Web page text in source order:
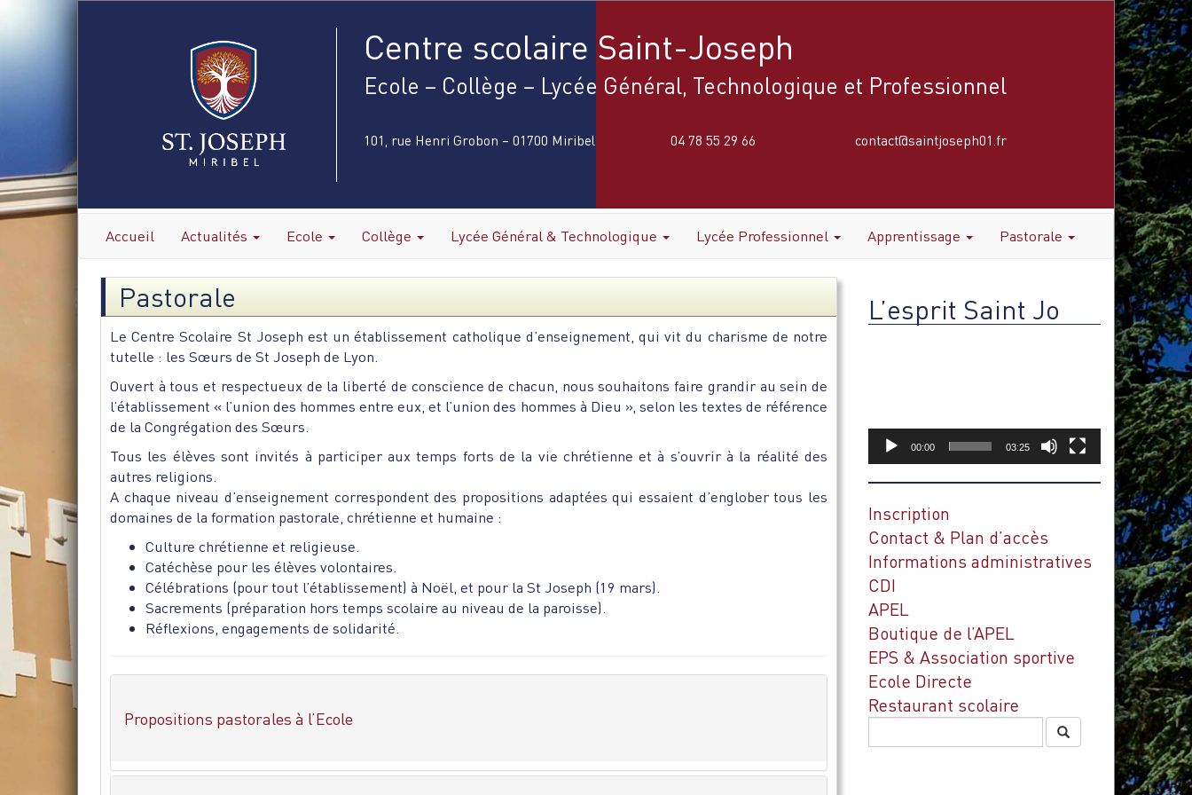
Centre scolaire Saint-Joseph
Ecole – Collège – Lycée Général, Technologique et Professionnel
101, rue Henri Grobon – 01700 Miribel 04 78 55 29 66 contact@saintjoseph01.fr
Accueil Actualités Ecole Collège Lycée Général & Technologique Lycée Professionnel Apprentissage Pastorale
Pastorale
Le Centre Scolaire St Joseph est un établissement catholique d’enseignement, qui vit du charisme de notre
tutelle : les Sœurs de St Joseph de Lyon.
Ouvert à tous et respectueux de la liberté de conscience de chacun, nous souhaitons faire grandir au sein de
l’établissement « l’union des hommes entre eux, et l’union des hommes à Dieu », selon les textes de référence
de la Congrégation des Sœurs.
Tous les élèves sont invités à participer aux temps forts de la vie chrétienne et à s’ouvrir à la réalité des
autres religions.
A chaque niveau d’enseignement correspondent des propositions adaptées qui essaient d’englober tous les
domaines de la formation pastorale, chrétienne et humaine :
Culture chrétienne et religieuse.
Catéchèse pour les élèves volontaires.
Célébrations (pour tout l’établissement) à Noël, et pour la St Joseph (19 mars).
Sacrements (préparation hors temps scolaire au niveau de la paroisse).
Réflexions, engagements de solidarité.
Propositions pastorales à l’Ecole
L’esprit Saint Jo
00:00 03:25
Inscription
Contact & Plan d’accès
Informations administratives
CDI
APEL
Boutique de l’APEL
EPS & Association sportive
Ecole Directe
Restaurant scolaire